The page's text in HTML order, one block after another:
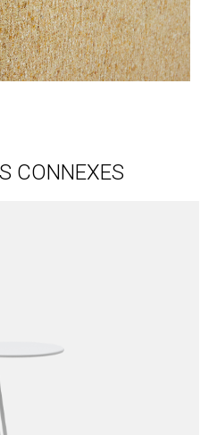
CONNEXES